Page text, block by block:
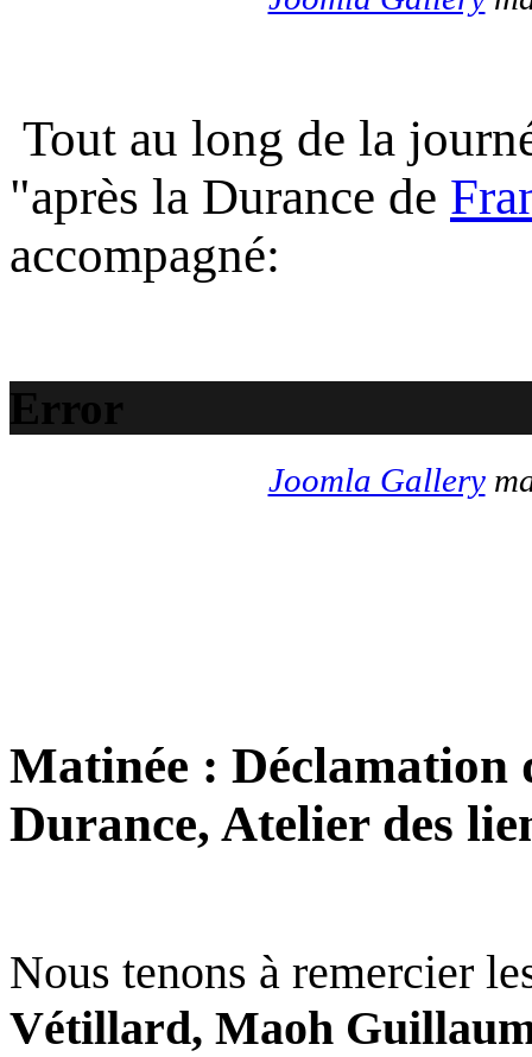
Tout au long de la
"après la Durance de
accompagné:
Error
Joomla Gallery
Matinée : Déclamation
Durance, Atelier des
Nous tenons à remercier
Vétillard, Maoh